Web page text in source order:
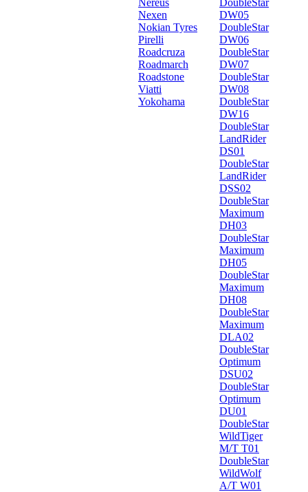
Nereus
Nexen
Nokian Tyres
Pirelli
Roadcruza
Roadmarch
Roadstone
Viatti
Yokohama
DoubleStar
DW05
DoubleStar
DW06
DoubleStar
DW07
DoubleStar
DW08
DoubleStar
DW16
DoubleStar
LandRider
DS01
DoubleStar
LandRider
DSS02
DoubleStar
Maximum
DH03
DoubleStar
Maximum
DH05
DoubleStar
Maximum
DH08
DoubleStar
Maximum
DLA02
DoubleStar
Optimum
DSU02
DoubleStar
Optimum
DU01
DoubleStar
WildTiger
M/T T01
DoubleStar
WildWolf
A/T W01